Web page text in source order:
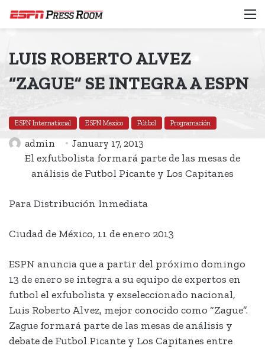
LUIS ROBERTO ALVEZ
“ZAGUE” SE INTEGRA A ESPN
ESPN International ESPN Mexico Fútbol Programación
admin January 17, 2013
El exfutbolista formará parte de las mesas de
análisis de Futbol Picante y Los Capitanes
Para Distribución Inmediata
Ciudad de México, 11 de enero 2013
ESPN anuncia que a partir del próximo domingo
13 de enero se integra a su equipo de expertos en
futbol el exfubolista y exseleccionado nacional,
Luis Roberto Alvez, mejor conocido como “Zague”.
Zague formará parte de las mesas de análisis y
debate de Futbol Picante y Los Capitanes entre